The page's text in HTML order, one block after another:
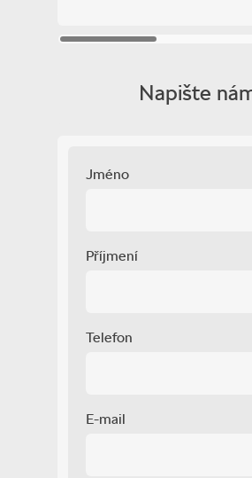
Napište
Jméno
Příjmení
Telefon
E-mail